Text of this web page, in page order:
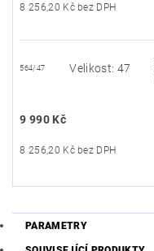
8 256,20 Kč bez DPH
564/47 Velikost: 47
9 990 Kč
8 256,20 Kč bez DPH
PARAMETRY